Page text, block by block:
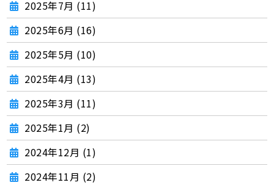
2025年7月 (11)
2025年6月 (16)
2025年5月 (10)
2025年4月 (13)
2025年3月 (11)
2025年1月 (2)
2024年12月 (1)
2024年11月 (2)